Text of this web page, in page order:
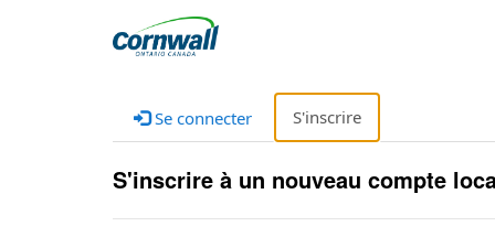
Se connecter S'inscrire
S'inscrire à un nouveau compte